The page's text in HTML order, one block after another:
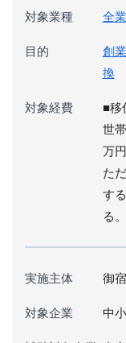
対象業種 全
目的 創
換
対象経費
■移
世
万
た
す
る。
実施主体 御
対象企業 中